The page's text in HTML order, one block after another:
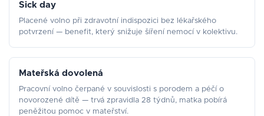
Sick day
Placené volno při zdravotní indispozici bez lékařského
potvrzení — benefit, který snižuje šíření nemocí v kolektivu.
Mateřská dovolená
Pracovní volno čerpané v souvislosti s porodem a péčí o
novorozené dítě — trvá zpravidla 28 týdnů, matka pobírá
peněžitou pomoc v mateřství.